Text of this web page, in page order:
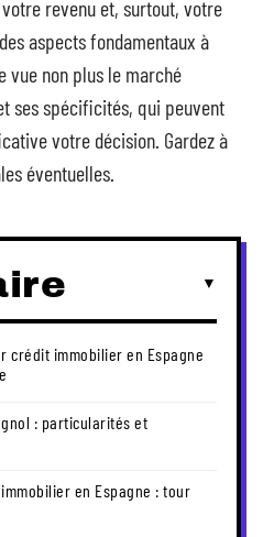
revenu et, surtout, votre
aspects fondamentaux à
vue non plus le marché
ses spécificités, qui peuvent
votre décision. Gardez à
éventuelles.
crédit immobilier en Espagne
: particularités et
en Espagne : tour